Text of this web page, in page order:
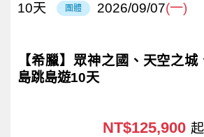
團體 2026/09/07(一)
10天
【希臘】眾神之國、天空之
島跳島遊10天
NT$125,900 起